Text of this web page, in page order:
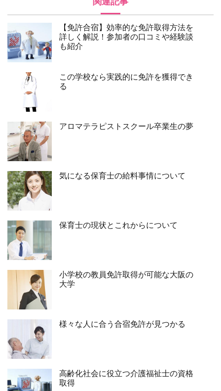
【免許合宿】効率的な免許取得方法を
詳しく解説！参加者の口コミや経験談
も紹介
この学校なら実践的に免許を獲得でき
る
アロマテラピストスクール卒業生の夢
気になる保育士の給料事情について
保育士の現状とこれからについて
小学校の教員免許取得が可能な大阪の
大学
様々な人に合う合宿免許が見つかる
高齢化社会に役立つ介護福祉士の資格
取得